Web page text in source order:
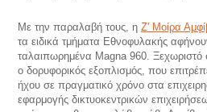
Με την παραλαβή τους, η Ζ' Μοίρα
τα ειδικά τμήματα Εθνοφυλακής
ταλαιπωρημένα Magna 960. Ξεχωριστό
ο δορυφορικός εξοπλισμός, που
ήχου σε πραγματικό χρόνο στα
εφαρμογής δικτυοκεντρικών